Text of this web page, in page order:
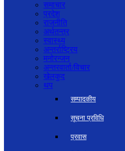
समाचार
प्रदेश
राजनीति
अर्थतन्त्र
स्वास्थ्य
अन्तर्राष्ट्रिय
मनोरन्जन
अन्तरवार्ता/विचार
खेलकुद
थप
सम्पादकीय
सूचना प्रविधि
प्रवास